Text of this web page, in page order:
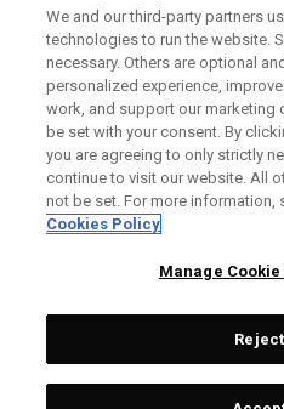
A
MENTIONS
Topgolf
We and our third-party partners
technologies to run the website.
necessary. Others are optional
personalized experience,
work, and support our marketing
be set with your consent. By
you are agreeing to only strictly
continue to visit our website. All
not be set. For more information,
Cookies Policy
Manage
Reject